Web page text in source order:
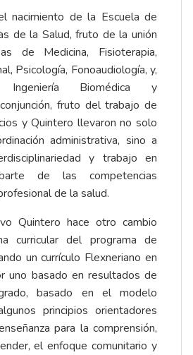
nacimiento de la Escuela de
de la Salud, fruto de la unión
de Medicina, Fisioterapia,
Psicología, Fonoaudiología, y,
Ingeniería Biomédica y
fruto del trabajo de
y Quintero llevaron no solo
administrativa, sino a
y trabajo en
de las competencias
de la salud.
Quintero hace otro cambio
curricular del programa de
un currículo Flexneriano en
uno basado en resultados de
basado en el modelo
principios orientadores
para la comprensión,
el enfoque comunitario y